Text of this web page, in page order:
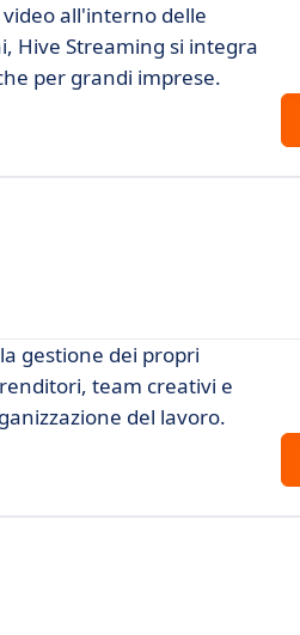
all'interno delle
Hive Streaming si integra
per grandi imprese.
gestione dei propri
team creativi e
del lavoro.